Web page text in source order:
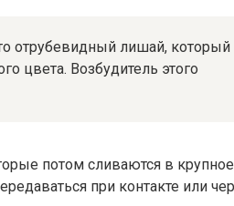
отрубевидный лишай, который
цвета. Возбудитель этого
потом сливаются в крупное
при контакте или